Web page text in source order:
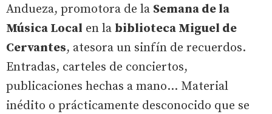
Andueza, promotora de la Semana de la
Música Local en la biblioteca Miguel de
Cervantes, atesora un sinfín de recuerdos.
Entradas, carteles de conciertos,
publicaciones hechas a mano... Material
inédito o prácticamente desconocido que se